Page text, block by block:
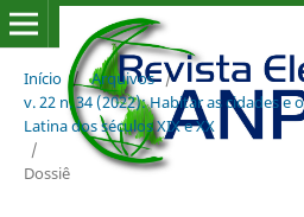
Início / Arquivos /
v. 22 n. 34 (2022): Habitar as cidades e
Latina dos séculos XIX e XX
/
Dossiê